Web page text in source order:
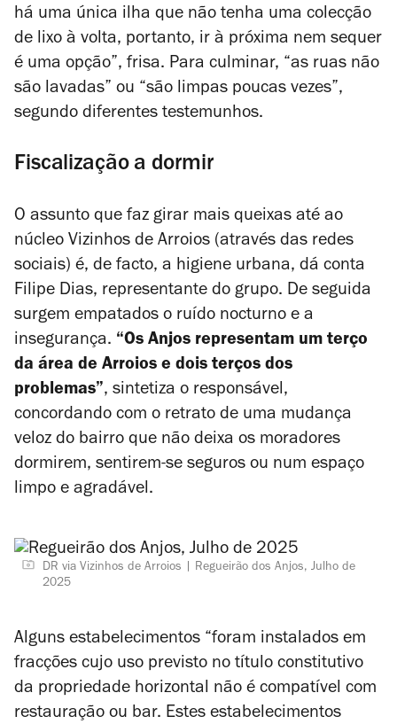
há uma única ilha que não tenha uma colecção
de lixo à volta, portanto, ir à próxima nem sequer
é uma opção”, frisa. Para culminar, “as ruas não
são lavadas” ou “são limpas poucas vezes”,
segundo diferentes testemunhos.
Fiscalização a dormir
O assunto que faz girar mais queixas até ao
núcleo Vizinhos de Arroios (através das redes
sociais) é, de facto, a higiene urbana, dá conta
Filipe Dias, representante do grupo. De seguida
surgem empatados o ruído nocturno e a
insegurança. “Os Anjos representam um terço
da área de Arroios e dois terços dos
problemas”, sintetiza o responsável,
concordando com o retrato de uma mudança
veloz do bairro que não deixa os moradores
dormirem, sentirem-se seguros ou num espaço
limpo e agradável.
DR via Vizinhos de Arroios
Regueirão dos Anjos, Julho de
2025
Alguns estabelecimentos “foram instalados em
fracções cujo uso previsto no título constitutivo
da propriedade horizontal não é compatível com
restauração ou bar. Estes estabelecimentos